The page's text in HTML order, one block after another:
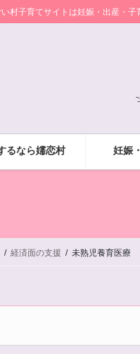
村子育てサイトは妊娠・出産・
るなら嬬恋村 妊娠
経済面の支援 未熟児養育医療